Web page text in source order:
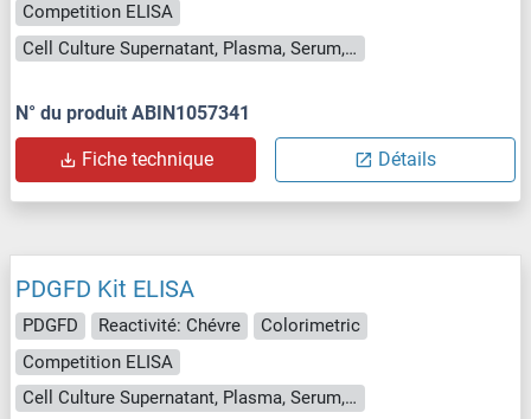
Competition ELISA
Cell Culture Supernatant, Plasma, Serum, Tissue Homogenate
N° du produit ABIN1057341
Fiche technique Détails
PDGFD Kit ELISA
PDGFD Reactivité: Chévre
Colorimetric
Competition ELISA
Cell Culture Supernatant, Plasma, Serum, Tissue Homogenate